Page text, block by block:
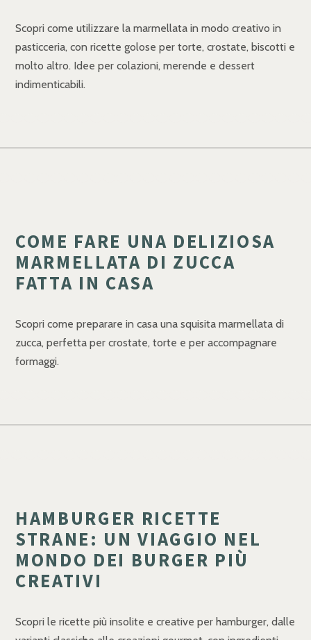
Scopri come utilizzare la marmellata in modo creativo in
pasticceria, con ricette golose per torte, crostate, biscotti e
molto altro. Idee per colazioni, merende e dessert
indimenticabili.
COME FARE UNA DELIZIOSA
MARMELLATA DI ZUCCA
FATTA IN CASA
Scopri come preparare in casa una squisita marmellata di
zucca, perfetta per crostate, torte e per accompagnare
formaggi.
HAMBURGER RICETTE
STRANE: UN VIAGGIO NEL
MONDO DEI BURGER PIÙ
CREATIVI
Scopri le ricette più insolite e creative per hamburger, dalle